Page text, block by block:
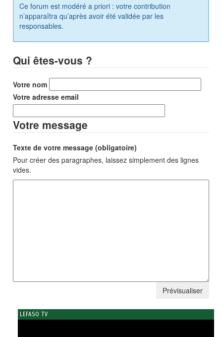
Ce forum est modéré a priori : votre contribution
n’apparaîtra qu’après avoir été validée par les
responsables.
Qui êtes-vous ?
Votre nom
Votre adresse email
Votre message
Texte de votre message (obligatoire)
Pour créer des paragraphes, laissez simplement des lignes
vides.
LEFASO TV